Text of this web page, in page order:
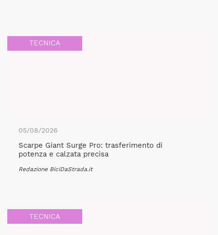
TECNICA
05/08/2026
Scarpe Giant Surge Pro: trasferimento di
potenza e calzata precisa
Redazione BiciDaStrada.it
TECNICA